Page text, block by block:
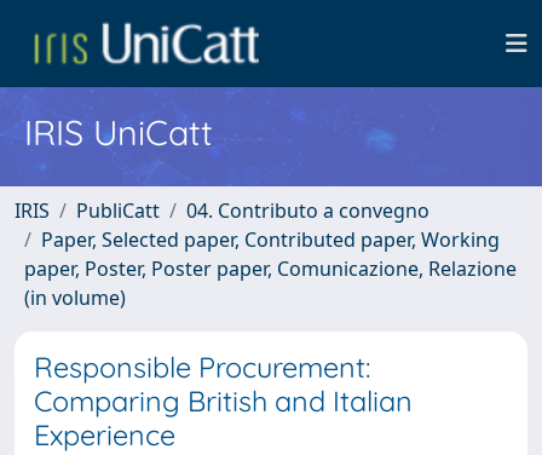
IRIS UniCatt
IRIS PubliCatt
04. Contributo a convegno
Paper, Selected paper, Contributed paper, Working
paper, Poster, Poster paper, Comunicazione, Relazione
(in volume)
Responsible Procurement:
Comparing British and Italian
Experience